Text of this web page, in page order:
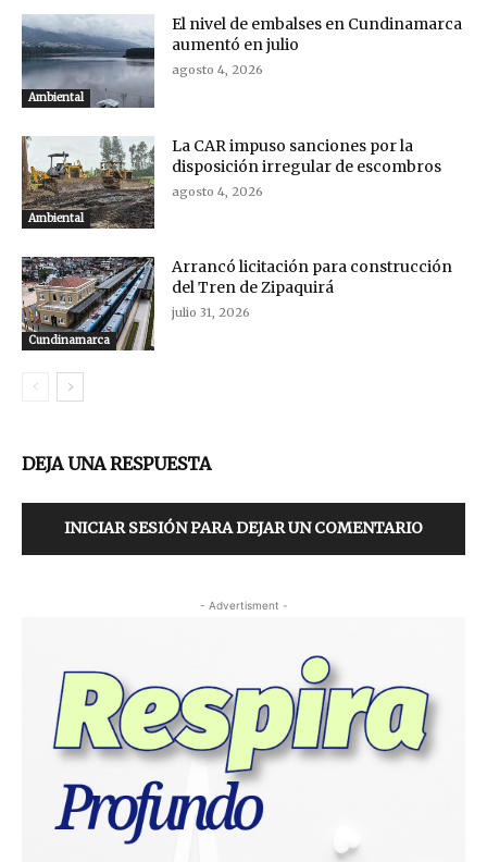
Ambiental
El nivel de embalses en Cundinamarca
aumentó en julio
agosto 4, 2026
Ambiental
La CAR impuso sanciones por la
disposición irregular de escombros
agosto 4, 2026
Cundinamarca
Arrancó licitación para construcción
del Tren de Zipaquirá
julio 31, 2026
DEJA UNA RESPUESTA
INICIAR SESIÓN PARA DEJAR UN COMENTARIO
- Advertisment -